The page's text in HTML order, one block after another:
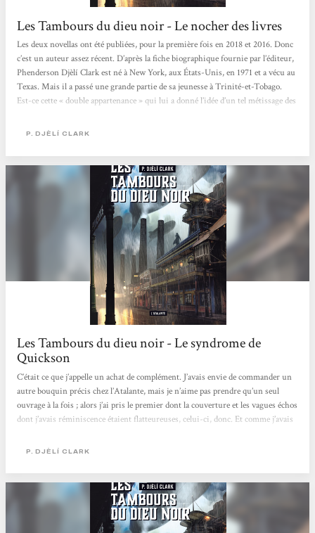
Les Tambours du dieu noir - Le nocher des livres
Les deux novellas ont été publiées, pour la première fois en 2018 et 2016. Donc
c’est un auteur assez récent. D’après la fiche biographique fournie par l’éditeur,
Phenderson Djèlí Clark est né à New York, aux États-Unis, en 1971 et a vécu au
Texas. Mais il a passé une grande partie de sa jeunesse à Trinité-et-Tobago.
Est-ce cette « double appartenance » qui lui a donné l’idée d’un tel métissage des
s’inspirer...
P. DJÈLÍ CLARK
Les Tambours du dieu noir - Le syndrome de
Quickson
C’était ce que j’appelle un achat de complément. J’avais envie de commander un
autre bouquin précis chez l’Atalante, mais je n’aime pas prendre qu’un seul
ouvrage à la fois ; alors j’ai pris le premier dont la couverture et les vagues échos
dont j’avais réminiscence étaient flatteureuses, celui-ci, donc. Et comme j’avais
parfaite pour combler mes quelques heures d’ennui avec une lecture qui
savoir le saluer et...
P. DJÈLÍ CLARK